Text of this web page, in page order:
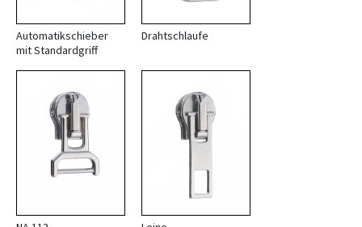
Automatikschieber
mit Standardgriff
Drahtschlaufe